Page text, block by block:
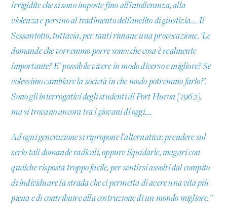
irrigidite che si sono imposte fino all’intolleranza, alla
violenza e persino al tradimento dell’anelito di giustizia…. Il
Sessantotto, tuttavia, per tanti rimane una provocazione. ‘Le
domande che vorremmo porre sono: che cosa è realmente
importante? E’ possibile vivere in modo diverso e migliore? Se
volessimo cambiare la società in che modo potremmo farlo?’.
Sono gli interrogativi degli studenti di Port Huron [1962],
ma si trovano ancora tra i giovani di oggi….
Ad ogni generazione si ripropone l'alternativa: prendere sul
serio tali domande radicali, oppure liquidarle, magari con
qualche risposta troppo facile, per sentirsi assolti dal compito
di individuare la strada che ci permetta di avere una vita più
piena e di contribuire alla costruzione di un mondo migliore.”